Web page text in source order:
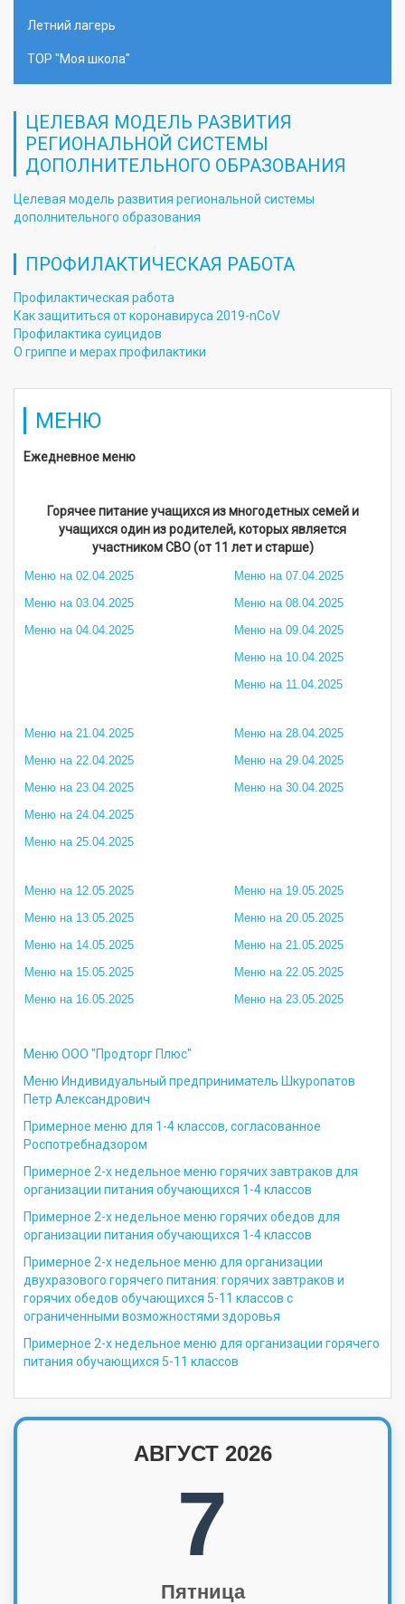
Летний лагерь
ТОР "Моя школа"
ЦЕЛЕВАЯ МОДЕЛЬ РАЗВИТИЯ
РЕГИОНАЛЬНОЙ СИСТЕМЫ
ДОПОЛНИТЕЛЬНОГО ОБРАЗОВАНИЯ
Целевая модель развития региональной системы
дополнительного образования
ПРОФИЛАКТИЧЕСКАЯ РАБОТА
Профилактическая работа
Как защититься от коронавируса 2019-nCoV
Профилактика суицидов
О гриппе и мерах профилактики
МЕНЮ
Ежедневное меню
Горячее питание учащихся из многодетных семей и
учащихся один из родителей, которых является
участником СВО (от 11 лет и старше)
Меню на 02.04.2025
Меню на 03.04.2025
Меню на 04.04.2025
Меню на 07.04.2025
Меню на 08.04.2025
Меню на 09.04.2025
Меню на 10.04.2025
Меню на 11.04.2025
Меню на 21.04.2025
Меню на 22.04.2025
Меню на 23.04.2025
Меню на 24.04.2025
Меню на 25.04.2025
Меню на 28.04.2025
Меню на 29.04.2025
Меню на 30.04.2025
Меню на 12.05.2025
Меню на 13.05.2025
Меню на 14.05.2025
Меню на 15.05.2025
Меню на 16.05.2025
Меню на 19.05.2025
Меню на 20.05.2025
Меню на 21.05.2025
Меню на 22.05.2025
Меню на 23.05.2025
Меню ООО "Продторг Плюс"
Меню Индивидуальный предприниматель Шкуропатов
Петр Александрович
Примерное меню для 1-4 классов, согласованное
Роспотребнадзором
Примерное 2-х недельное меню горячих завтраков для
организации питания обучающихся 1-4 классов
Примерное 2-х недельное меню горячих обедов для
организации питания обучающихся 1-4 классов
Примерное 2-х недельное меню для организации
двухразового горячего питания: горячих завтраков и
горячих обедов обучающихся 5-11 классов с
ограниченными возможностями здоровья
Примерное 2-х недельное меню для организации горячего
питания обучающихся 5-11 классов
АВГУСТ 2026
7
Пятница